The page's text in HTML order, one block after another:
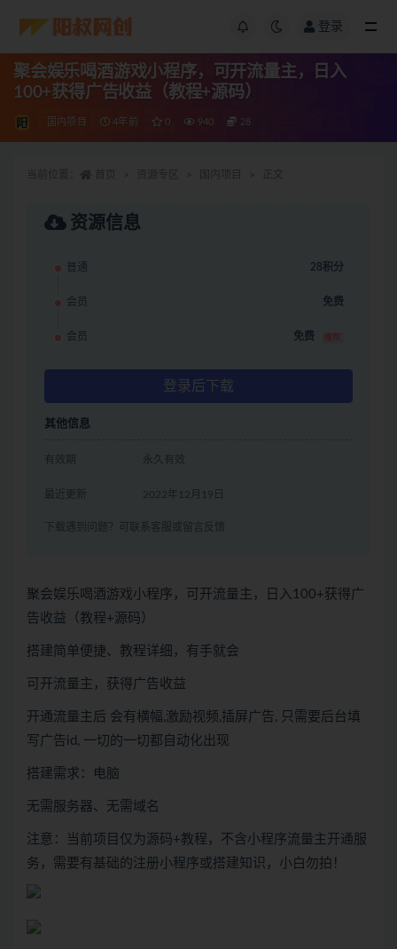
登录
聚会娱乐喝酒游戏小程序，可开流量主，日入
100+获得广告收益（教程+源码）
国内项目 4年前 0 940 28
资源信息
普通 28积分
会员 免费
会员 免费 推荐
登录后下载
其他信息
有效期 永久有效
最近更新 2022年12月19日
下载遇到问题？可联系客服或留言反馈
聚会娱乐喝酒游戏小程序，可开流量主，日入100+获得广
告收益（教程+源码）
搭建简单便捷、教程详细，有手就会
可开流量主，获得广告收益
开通流量主后 会有横幅,激励视频,插屏广告, 只需要后台填
写广告id, 一切的一切都自动化出现
搭建需求：电脑
无需服务器、无需域名
注意：当前项目仅为源码+教程，不含小程序流量主开通服
务，需要有基础的注册小程序或搭建知识，小白勿拍！